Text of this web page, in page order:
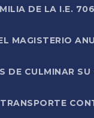
DE LA I.E.
MAGISTERIO
DE CULMINAR